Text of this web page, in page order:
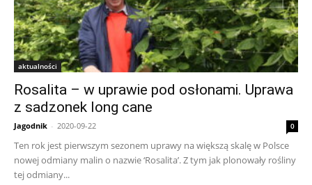
aktualności
Rosalita – w uprawie pod osłonami. Uprawa
z sadzonek long cane
Jagodnik - 2020-09-22 0
Ten rok jest pierwszym sezonem uprawy na większą skalę w Polsce
nowej odmiany malin o nazwie ‘Rosalita’. Z tym jak plonowały rośliny
tej odmiany...